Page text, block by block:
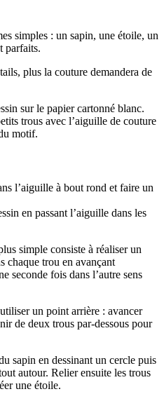
simples : un sapin, une étoile, un
parfaits.
plus la couture demandera de
sur le papier cartonné blanc.
trous avec l’aiguille de couture
motif.
l’aiguille à bout rond et faire un
en passant l’aiguille dans les
simple consiste à réaliser un
chaque trou en avançant
seconde fois dans l’autre sens
un point arrière : avancer
de deux trous par-dessous pour
sapin en dessinant un cercle puis
autour. Relier ensuite les trous
une étoile.